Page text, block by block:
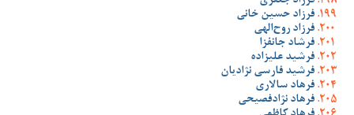
فرزاد حسین خانی
فرزاد روح‌الهی
فرشاد جانفزا
فرشید علیزاده
فرشید فارسی نژادیان
فرهاد سالاری
فرهاد نژادفصیحی